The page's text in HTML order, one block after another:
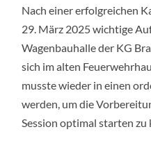
Nach einer erfolgreichen
29. März 2025 wichtige
Wagenbauhalle der KG
sich im alten
musste wieder in einen
werden, um die
Session optimal starten zu